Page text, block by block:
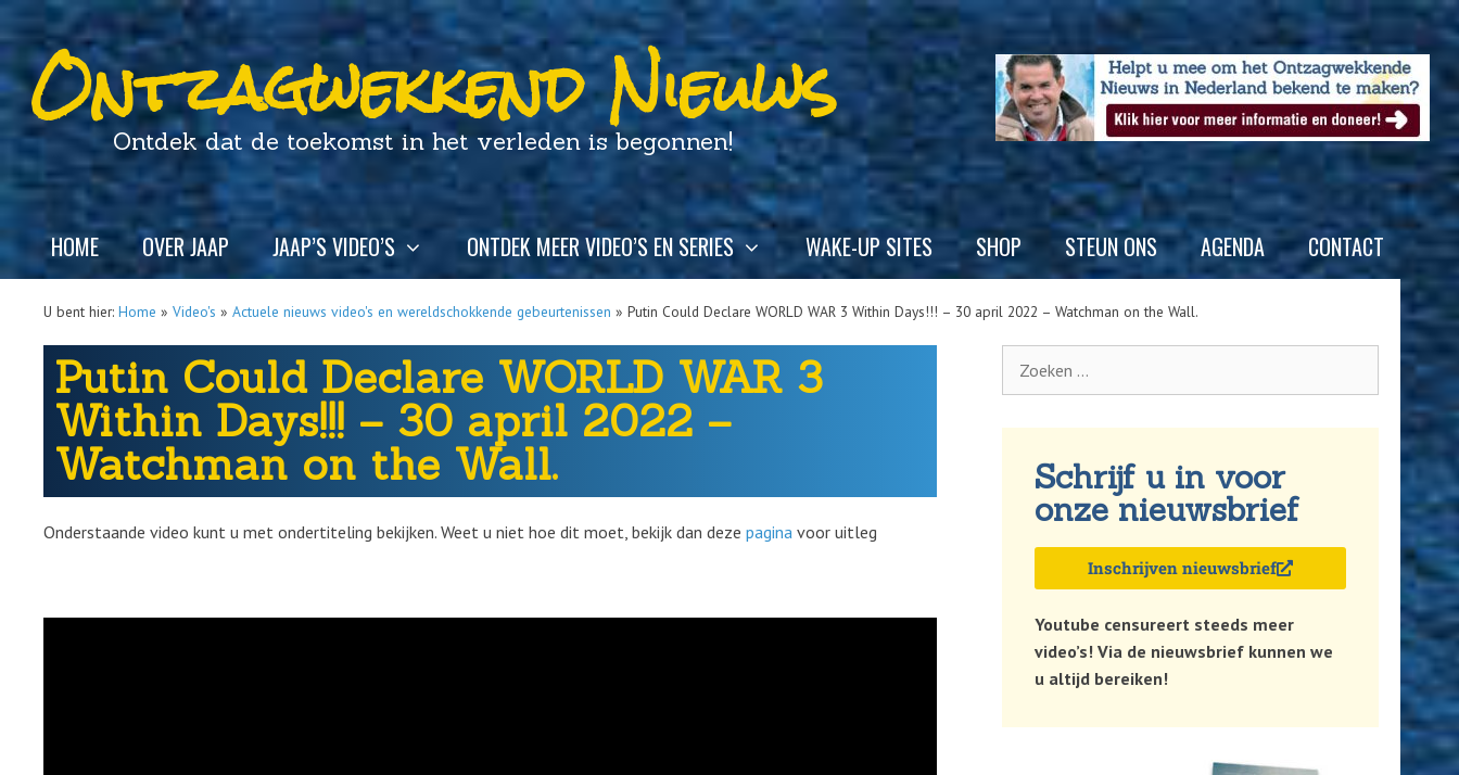
Ontzagwekkend Nieuws
Ontdek dat de toekomst in het verleden is begonnen!
HOME OVER JAAP JAAP’S VIDEO’S ONTDEK MEER VIDEO’S EN SERIES WAKE-UP SITES SHOP STEUN ONS AGENDA CONTACT
U bent hier: Home » Video's » Actuele nieuws video's en wereldschokkende gebeurtenissen » Putin Could Declare WORLD WAR 3 Within Days!!! – 30 april 2022 – Watchman on the Wall.
Putin Could Declare WORLD WAR 3
Within Days!!! – 30 april 2022 –
Watchman on the Wall.
Onderstaande video kunt u met ondertiteling bekijken. Weet u niet hoe dit moet, bekijk dan deze pagina voor uitleg
Schrijf u in voor
onze nieuwsbrief
Inschrijven nieuwsbrief
Youtube censureert steeds meer
video’s! Via de nieuwsbrief kunnen we
u altijd bereiken!